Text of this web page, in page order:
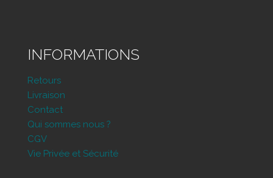
INFORMATIONS
Retours
Livraison
Contact
Qui sommes nous ?
CGV
Vie Privée et Sécurité